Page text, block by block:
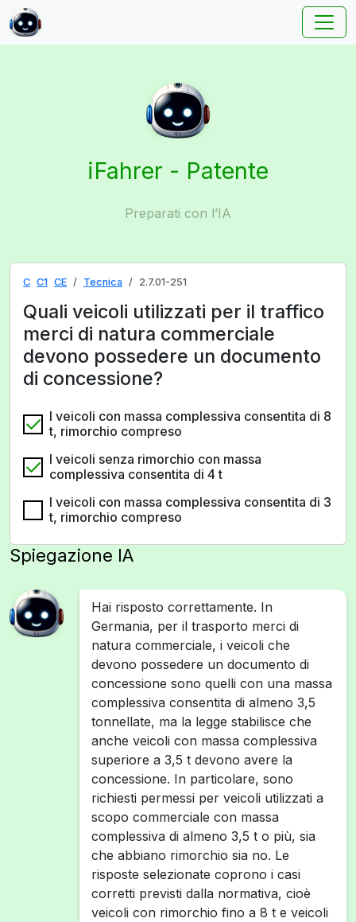
iFahrer - Patente
Preparati con l’IA
C C1 CE Tecnica 2.7.01-251
Quali veicoli utilizzati per il traffico
merci di natura commerciale
devono possedere un documento
di concessione?
I veicoli con massa complessiva consentita di 8
t, rimorchio compreso
I veicoli senza rimorchio con massa
complessiva consentita di 4 t
I veicoli con massa complessiva consentita di 3
t, rimorchio compreso
Spiegazione IA
Hai risposto correttamente. In
Germania, per il trasporto merci di
natura commerciale, i veicoli che
devono possedere un documento di
concessione sono quelli con una massa
complessiva consentita di almeno 3,5
tonnellate, ma la legge stabilisce che
anche veicoli con massa complessiva
superiore a 3,5 t devono avere la
concessione. In particolare, sono
richiesti permessi per veicoli utilizzati a
scopo commerciale con massa
complessiva di almeno 3,5 t o più, sia
che abbiano rimorchio sia no. Le
risposte selezionate coprono i casi
corretti previsti dalla normativa, cioè
veicoli con rimorchio fino a 8 t e veicoli